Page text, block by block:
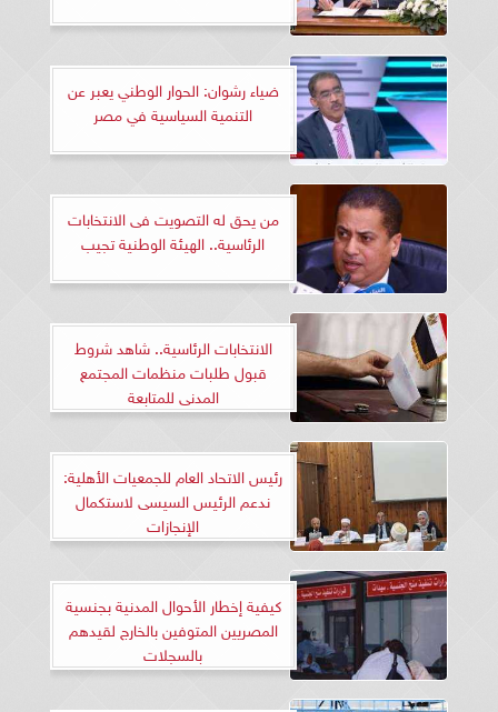
ضياء رشوان: الحوار الوطني يعبر عن
التنمية السياسية في مصر
من يحق له التصويت فى الانتخابات
الرئاسية.. الهيئة الوطنية تجيب
الانتخابات الرئاسية.. شاهد شروط
قبول طلبات منظمات المجتمع
المدنى للمتابعة
رئيس الاتحاد العام للجمعيات الأهلية:
ندعم الرئيس السيسى لاستكمال
الإنجازات
كيفية إخطار الأحوال المدنية بجنسية
المصريين المتوفين بالخارج لقيدهم
بالسجلات